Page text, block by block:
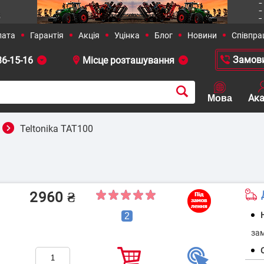
15-16
23-90 +38 (050)-436-13-12 +38
Сільське господарство
Teltonika TAT100
2960 ₴
2